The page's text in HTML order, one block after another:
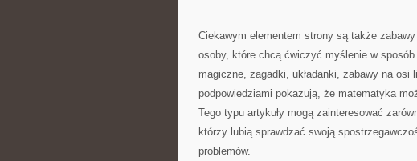
Ciekawym elementem strony są także
osoby, które chcą ćwiczyć myślenie w
magiczne, zagadki, układanki, zabawy na
podpowiedziami pokazują, że matematyka
Tego typu artykuły mogą zainteresować
którzy lubią sprawdzać swoją
problemów.